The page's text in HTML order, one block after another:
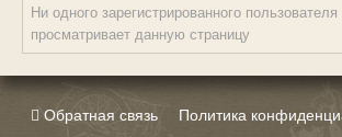
Ни одного зарегистрированного пользователя
просматривает данную страницу
Обратная связь Политика